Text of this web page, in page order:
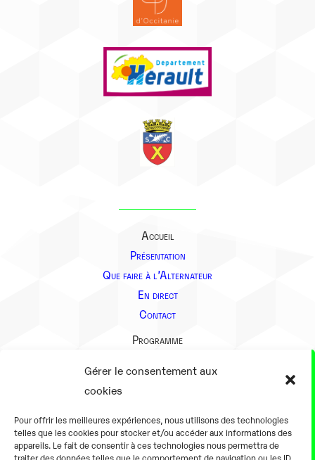
Gérer le consentement aux
cookies
Pour offrir les meilleures expériences, nous utilisons des technologies
telles que les cookies pour stocker et/ou accéder aux informations des
appareils. Le fait de consentir à ces technologies nous permettra de
traiter des données telles que le comportement de navigation ou les ID
Accueil
Présentation
Que faire à l’Alternateur
En direct
Contact
Programme
Présentation
En pratique
Tarifs et horaires